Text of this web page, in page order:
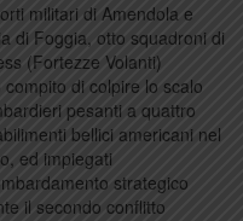
militari di Amendola e
di Foggia, otto squadroni di
(Fortezze Volanti)
di colpire lo scalo
pesanti a quattro
bellici americani nel
ed impiegati
strategico
il secondo conflitto